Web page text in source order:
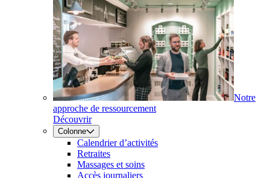
Notre
approche de ressourcement
Découvrir
Colonne
Calendrier d’activités
Retraites
Massages et soins
Accès journaliers